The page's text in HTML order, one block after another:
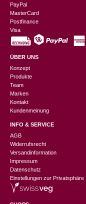
PayPal
MasterCard
Postfinance
Visa
ÜBER UNS
Konzept
Produkte
Team
Marken
Kontakt
Kundenmeinung
INFO & SERVICE
AGB
Widerrufsrecht
Versandinformation
Impressum
Datenschutz
Einstellungen zur Privatsphäre